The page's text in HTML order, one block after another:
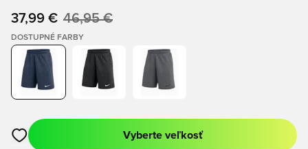
37,99 € 46,95 €
DOSTUPNÉ FARBY
Otvorí modál na prihlásenie alebo registráciu ako člen
Vyberte veľkosť